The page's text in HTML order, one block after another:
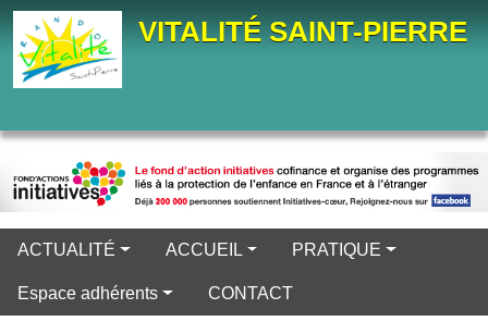
VITALITÉ SAINT-PIERRE
ACTUALITÉ ACCUEIL PRATIQUE
Espace adhérents CONTACT
Panneau de gestion des cookies